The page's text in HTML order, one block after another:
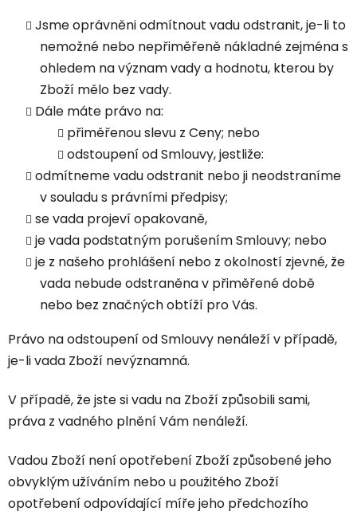
Jsme oprávněni odmítnout vadu odstranit, je-li to
nemožné nebo nepřiměřeně nákladné zejména s
ohledem na význam vady a hodnotu, kterou by
Zboží mělo bez vady.
Dále máte právo na:
přiměřenou slevu z Ceny; nebo
odstoupení od Smlouvy, jestliže:
odmítneme vadu odstranit nebo ji neodstraníme
v souladu s právními předpisy;
se vada projeví opakovaně,
je vada podstatným porušením Smlouvy; nebo
je z našeho prohlášení nebo z okolností zjevné, že
vada nebude odstraněna v přiměřené době
nebo bez značných obtíží pro Vás.
Právo na odstoupení od Smlouvy nenáleží v případě,
je-li vada Zboží nevýznamná.
V případě, že jste si vadu na Zboží způsobili sami,
práva z vadného plnění Vám nenáleží.
Vadou Zboží není opotřebení Zboží způsobené jeho
obvyklým užíváním nebo u použitého Zboží
opotřebení odpovídající míře jeho předchozího